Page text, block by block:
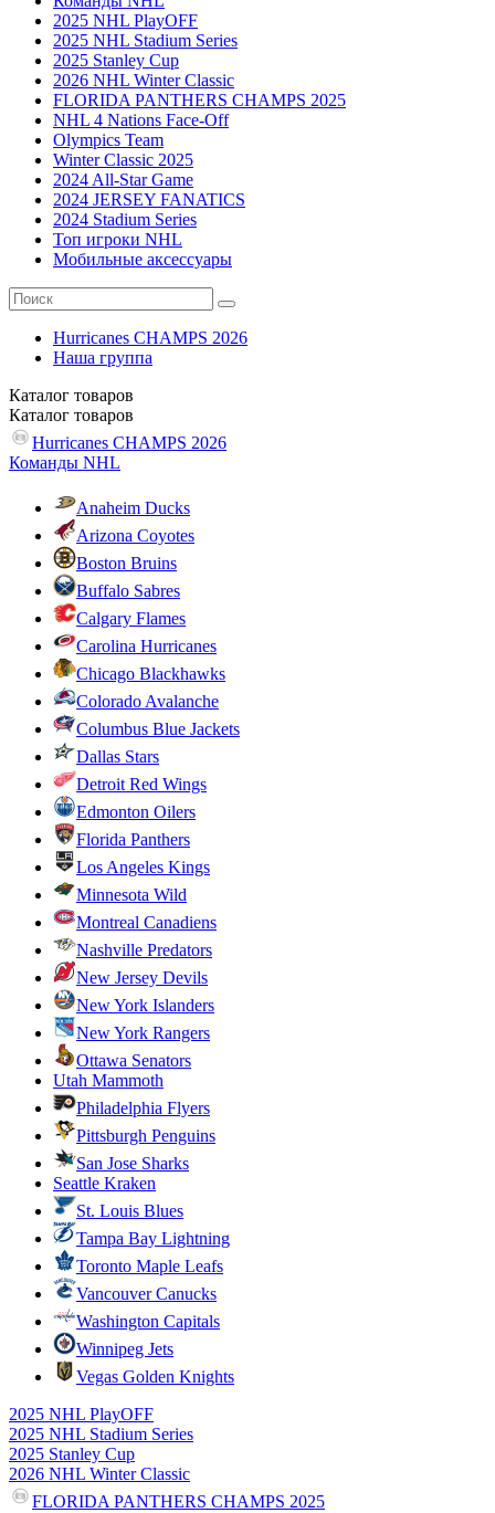
2025 NHL PlayOFF
2025 NHL Stadium Series
2025 Stanley Cup
2026 NHL Winter Classic
FLORIDA PANTHERS CHAMPS 2025
NHL 4 Nations Face-Off
Olympics Team
Winter Classic 2025
2024 All-Star Game
2024 JERSEY FANATICS
2024 Stadium Series
Топ игроки NHL
Мобильные аксессуары
Hurricanes CHAMPS 2026
Наша группа
Каталог товаров
Каталог товаров
Hurricanes CHAMPS 2026
Команды NHL
Anaheim Ducks
Arizona Coyotes
Boston Bruins
Buffalo Sabres
Calgary Flames
Carolina Hurricanes
Chicago Blackhawks
Colorado Avalanche
Columbus Blue Jackets
Dallas Stars
Detroit Red Wings
Edmonton Oilers
Florida Panthers
Los Angeles Kings
Minnesota Wild
Montreal Canadiens
Nashville Predators
New Jersey Devils
New York Islanders
New York Rangers
Ottawa Senators
Utah Mammoth
Philadelphia Flyers
Pittsburgh Penguins
San Jose Sharks
Seattle Kraken
St. Louis Blues
Tampa Bay Lightning
Toronto Maple Leafs
Vancouver Canucks
Washington Capitals
Winnipeg Jets
Vegas Golden Knights
2025 NHL PlayOFF
2025 NHL Stadium Series
2025 Stanley Cup
2026 NHL Winter Classic
FLORIDA PANTHERS CHAMPS 2025